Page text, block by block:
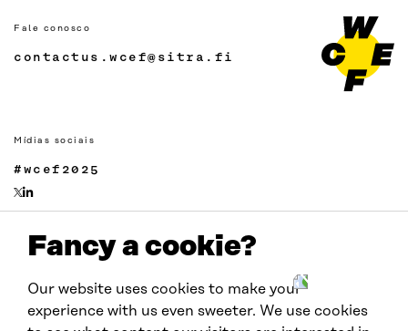
Fancy a cookie?
Our website uses cookies to make your
experience with us even sweeter. We use cookies
Fale conosco
contactus.wcef@sitra.fi
Mídias sociais
#wcef2025
Links
Acessibilidade
Proteção de Dados